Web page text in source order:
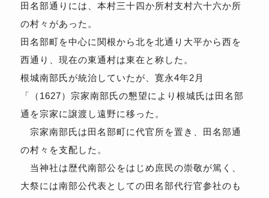
田名部通りには、本村三十四か所村支村六十六か所
の村々があった。
田名部町を中心に関根から北を北通り大平から西を
西通り、現在の東通村は東在と称した。
根城南部氏が統治していたが、寛永4年2月
「（1627）宗家南部氏の懇望により根城氏は田名部
通を宗家に譲渡し遠野に移った。
宗家南部氏は田名部町に代官所を置き、田名部通
の村々を支配した。
当神社は歴代南部公をはじめ庶民の崇敬が篤く、
大祭には南部公代表としての田名部代行官参社のも